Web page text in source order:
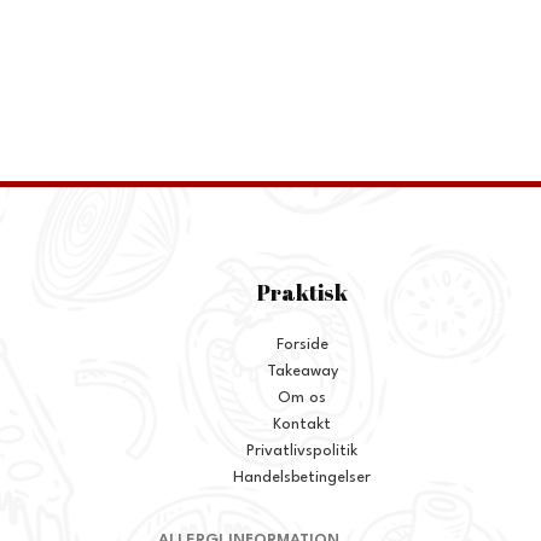
Praktisk
Forside
Takeaway
Om os
Kontakt
Privatlivspolitik
Handelsbetingelser